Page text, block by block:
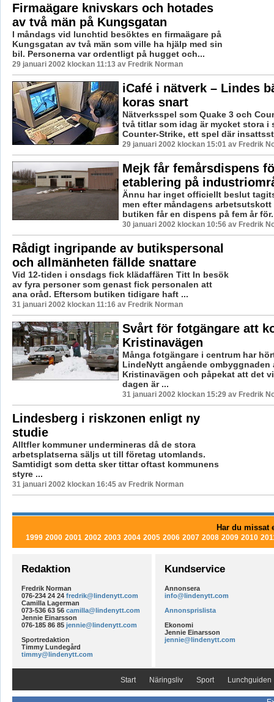
Firmaägare knivskars och hotades
av två män på Kungsgatan
I måndags vid lunchtid besöktes en firmaägare på
Kungsgatan av två män som ville ha hjälp med sin
bil. Personerna var ordentligt på hugget och...
29 januari 2002 klockan 11:13 av Fredrik Norman
iCafé i nätverk – Lindes
koras snart
Nätverksspel som Quake 3 och
två titlar som idag är mycket stora i
Counter-Strike, ett spel där
29 januari 2002 klockan 15:01 av Fredrik
Mejk får femårsdispens
etablering på
Ännu har inget officiellt beslut
men efter måndagens
butiken får en dispens på fem år
30 januari 2002 klockan 10:56 av Fredrik
Rådigt ingripande av butikspersonal
och allmänheten fällde snattare
Vid 12-tiden i onsdags fick klädaffären Titt In besök
av fyra personer som genast fick personalen att
ana oråd. Eftersom butiken tidigare haft ...
31 januari 2002 klockan 11:16 av Fredrik Norman
Svårt för fotgängare att
Kristinavägen
Många fotgängare i centrum har
LindeNytt angående ombyggnaden
Kristinavägen och påpekat att det
dagen är ...
31 januari 2002 klockan 15:29 av Fredrik
Lindesberg i riskzonen enligt ny
studie
Alltfler kommuner undermineras då de stora
arbetsplatserna säljs ut till företag utomlands.
Samtidigt som detta sker tittar oftast kommunens
styre ...
31 januari 2002 klockan 16:45 av Fredrik Norman
Har du missat
1999 2000 2001 2002 2003 2004 2005 2006 2007 2008 2009 2010
Redaktion
Fredrik Norman
076-234 24 24 fredrik@lindenytt.com
Camilla Lagerman
073-536 63 56 camilla@lindenytt.com
Jennie Einarsson
076-185 86 85 jennie@lindenytt.com
Sportredaktion
Timmy Lundegård
timmy@lindenytt.com
Kundservice
Annonsera
info@lindenytt.com
Annonsprislista
Ekonomi
Jennie Einarsson
jennie@lindenytt.com
Start Näringsliv Sport Lunchguiden